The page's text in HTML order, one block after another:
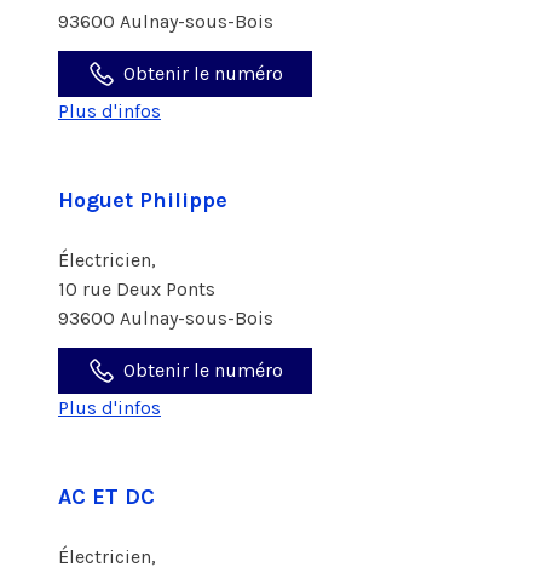
93600 Aulnay-sous-Bois
Obtenir le numéro
Plus d'infos
Hoguet Philippe
Électricien,
10 rue Deux Ponts
93600 Aulnay-sous-Bois
Obtenir le numéro
Plus d'infos
AC ET DC
Électricien,